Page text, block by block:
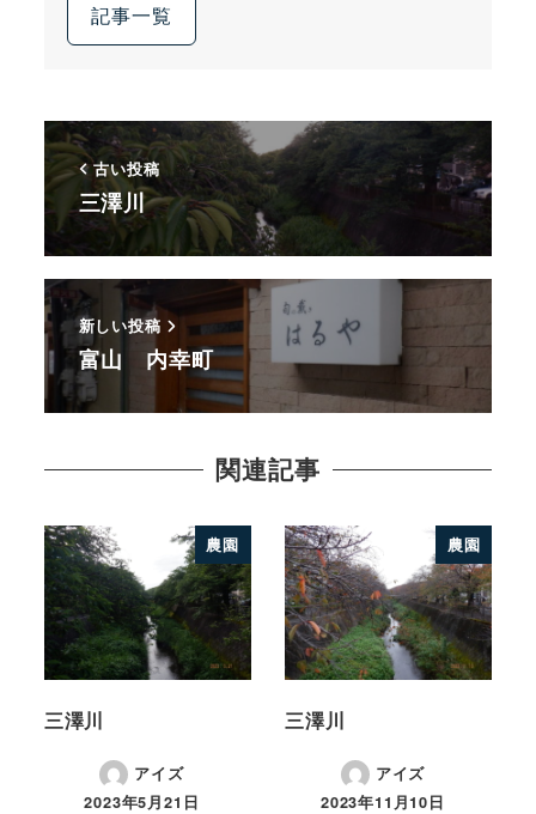
記事一覧
古い投稿
三澤川
新しい投稿
富山 内幸町
関連記事
農園
三澤川
アイズ
2023年5月21日
農園
三澤川
アイズ
2023年11月10日